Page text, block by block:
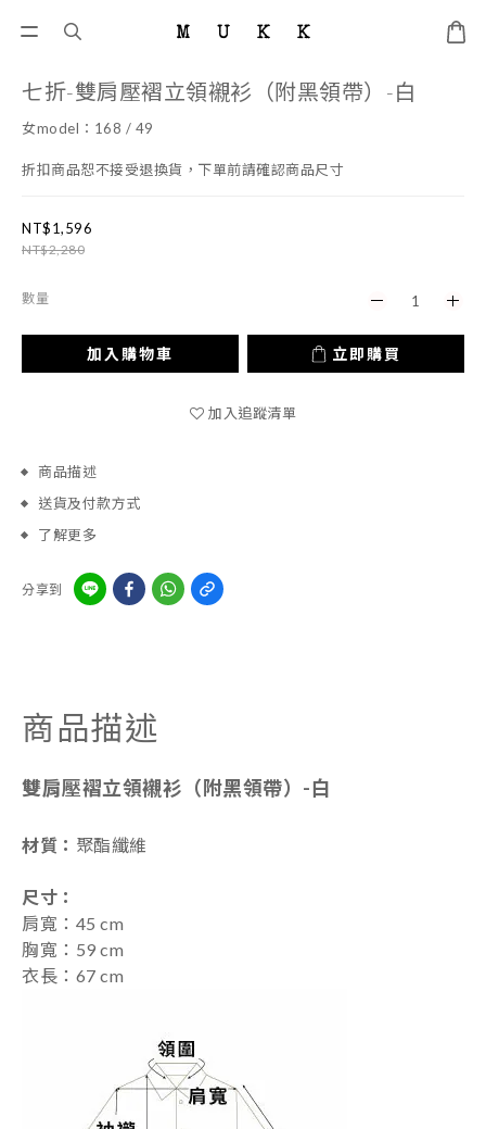
七折-雙肩壓褶立領襯衫（附黑領帶）-白
女model：168 / 49
折扣商品恕不接受退換貨，下單前請確認商品尺寸
NT$1,596
NT$2,280
數量
加入購物車 立即購買
加入追蹤清單
商品描述
送貨及付款方式
了解更多
分享到
商品描述
雙肩壓褶立領襯衫（附黑領帶）-白
材質： 聚酯纖維
尺寸 ：
肩寬：45 cm
胸寬：59 cm
衣長：67 cm